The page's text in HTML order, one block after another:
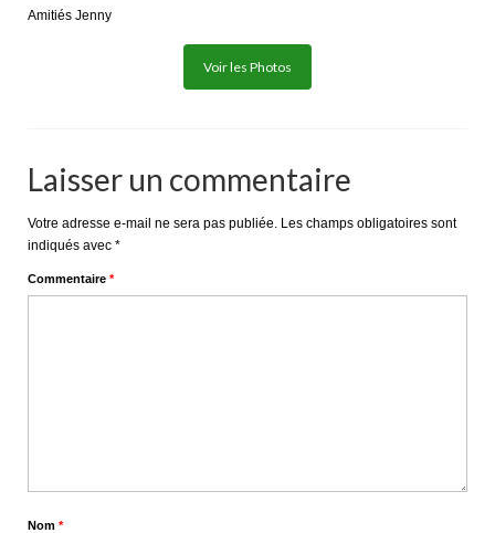
Amitiés Jenny
Voir les Photos
Laisser un commentaire
Votre adresse e-mail ne sera pas publiée. Les champs obligatoires sont
indiqués avec *
Commentaire *
Nom *